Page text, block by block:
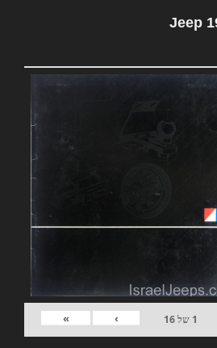
1 של16
›
»